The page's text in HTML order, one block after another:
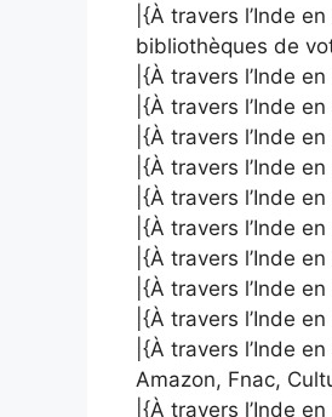
|{À travers l’Inde
bibliothèques de
|{À travers l’Inde
|{À travers l’Inde
|{À travers l’Inde
|{À travers l’Inde
|{À travers l’Inde
|{À travers l’Inde
|{À travers l’Inde
|{À travers l’Inde
|{À travers l’Inde
|{À travers l’Inde
Amazon, Fnac,
|{À travers l’Inde